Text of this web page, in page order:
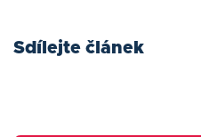
Sdílejte článek